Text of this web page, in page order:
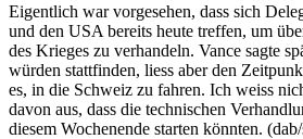
Eigentlich war vorgesehen, dass sich
und den USA bereits heute treffen, um
des Krieges zu verhandeln. Vance sagte
würden stattfinden, liess aber den
es, in die Schweiz zu fahren. Ich weiss
davon aus, dass die technischen
diesem Wochenende starten könnten.